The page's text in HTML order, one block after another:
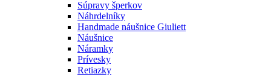
Súpravy šperkov
Náhrdelníky
Handmade náušnice Giuliett
Náušnice
Náramky
Prívesky
Retiazky